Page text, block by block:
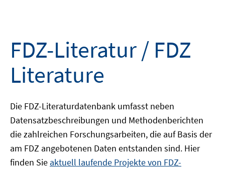
FDZ-Literatur / FDZ
Literature
Die FDZ-Literaturdatenbank umfasst neben
Datensatzbeschreibungen und Methodenberichten
die zahlreichen Forschungsarbeiten, die auf Basis der
am FDZ angebotenen Daten entstanden sind. Hier
finden Sie aktuell laufende Projekte von FDZ-